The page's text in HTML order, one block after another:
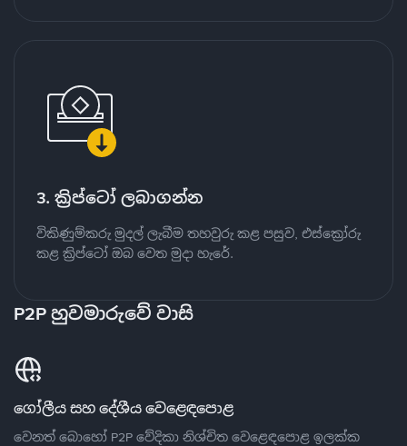
3. ක්‍රිප්ටෝ ලබාගන්න
විකිණුම්කරු මුදල් ලැබීම තහවුරු කළ පසුව, එස්ක්‍රෝරු
කළ ක්‍රිප්ටෝ ඔබ වෙත මුදා හැරේ.
P2P හුවමාරුවේ වාසි
ගෝලීය සහ දේශීය වෙළෙඳපොළ
වෙනත් බොහෝ P2P වේදිකා නිශ්චිත වෙළෙඳපොළ ඉලක්ක